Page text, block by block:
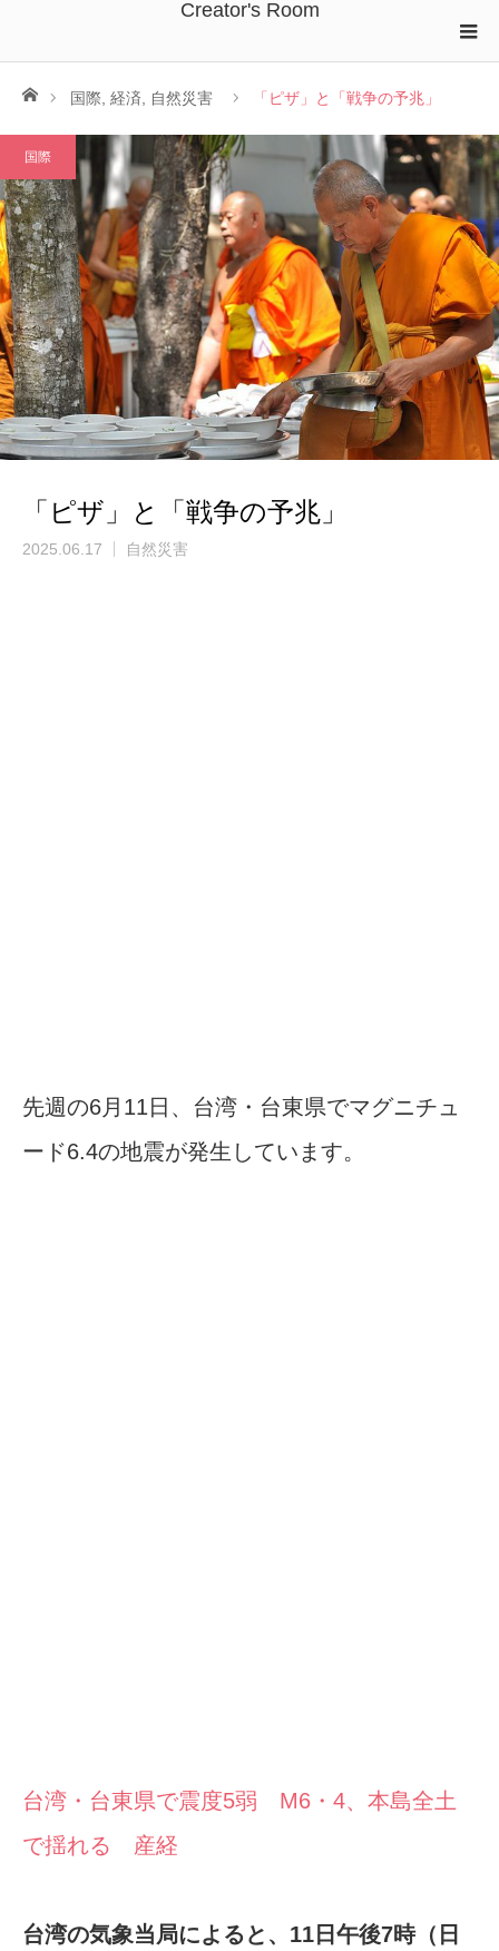
Creator's Room
ホーム国際 経済 自然災害 「ピザ」と「戦争の予兆」
国際
「ピザ」と「戦争の予兆」
2025.06.17 自然災害
先週の6月11日、台湾・台東県でマグニチュ
ード6.4の地震が発生しています。
台湾・台東県で震度5弱 M6・4、本島全土
で揺れる 産経
台湾の気象当局によると、11日午後7時（日